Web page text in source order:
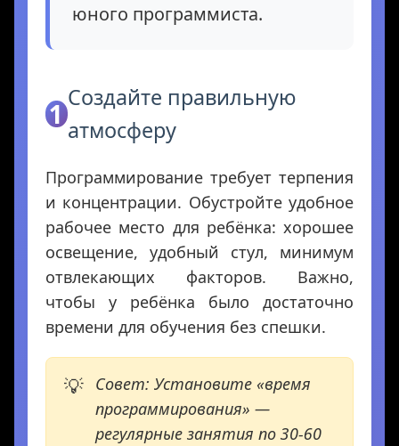
юного программиста.
1Создайте правильную
атмосферу
Программирование требует терпения
и концентрации. Обустройте удобное
рабочее место для ребёнка: хорошее
освещение, удобный стул, минимум
отвлекающих факторов. Важно,
чтобы у ребёнка было достаточно
времени для обучения без спешки.
Совет: Установите «время
программирования» —
регулярные занятия по 30-60